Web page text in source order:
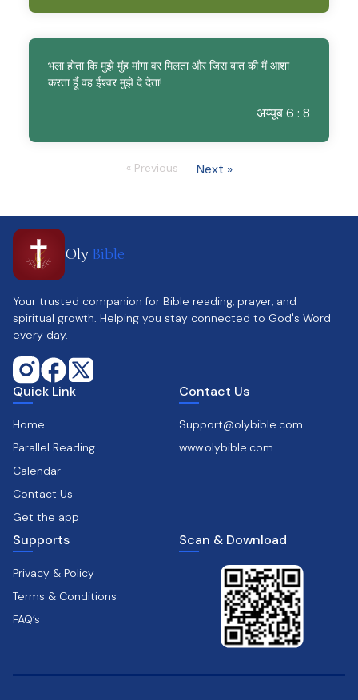
भला होता कि मुझे मुंह मांगा वर मिलता और जिस बात की मैं आशा
करता हूँ वह ईश्वर मुझे दे देता!
अय्यूब 6 : 8
« Previous Next »
Oly Bible
Your trusted companion for Bible reading, prayer, and
spiritual growth. Helping you stay connected to God's Word
every day.
Quick Link
Home
Parallel Reading
Calendar
Contact Us
Get the app
Contact Us
Support@olybible.com
www.olybible.com
Supports
Privacy & Policy
Terms & Conditions
FAQ’s
Scan & Download